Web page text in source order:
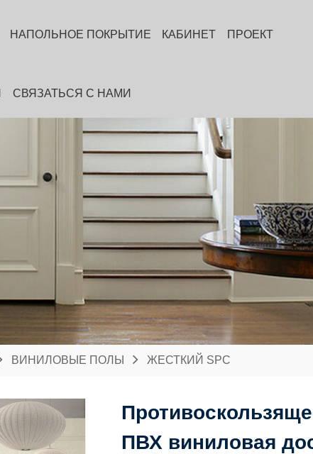
НАПОЛЬНОЕ ПОКРЫТИЕ КАБИНЕТ ПРОЕКТ
СВЯЗАТЬСЯ С НАМИ
ВИНИЛОВЫЕ ПОЛЫ ЖЕСТКИЙ SPC
ПВХ виниловая